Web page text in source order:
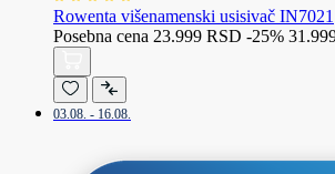
Rowenta višenamenski usisivač IN7021
Posebna cena 23.999 RSD -25%
03.08. - 16.08.